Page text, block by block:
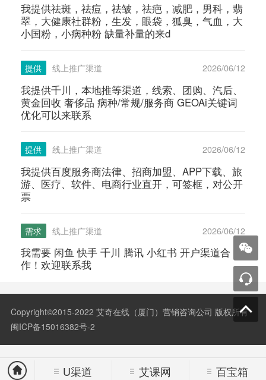
我提供祛斑，祛痘，祛皱，祛疤，减肥，男科，翡
翠，大健康社群粉，生发，眼袋，狐臭，气血，大
小国粉，小病种粉 缺量补量的来d
提供 线上推广渠道 2026/06/12
我提供千川，本地推等渠道，线索、团购、汽后、
黄金回收 奢侈品 病种/常规/服务商 GEOAi关键词
优化可以来联系
提供 线上推广渠道 2026/06/12
我提供百度服务商法律、招商加盟、APP下载、旅
游、医疗、软件、电商行业直开，可签框，对公开
票
需求 线上推广渠道 2026/06/12
我需要 闲鱼 快手 千川 腾讯 小红书 开户渠道合
作！欢迎联系我
Copyright©2015-2022 艾奇在线（厦门）营销咨询公司 版权所有
闽ICP备15016382号-2
U渠道 艾课网 百宝箱